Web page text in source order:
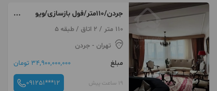
جردن/110متر/فول بازسازی/ویو
مشجر/آماده سکونت110 متر / 2 اتاق / طبقه 5
تهران - جردن
مبلغ
34,900,000,000 تومان
19 ساعت پیش 091251***12